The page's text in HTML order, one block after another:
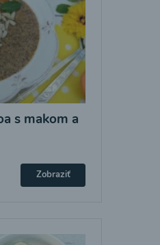
s makom a
Zobraziť